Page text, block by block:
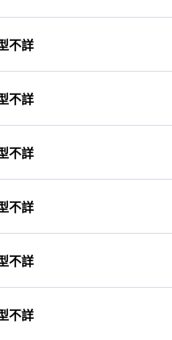
不詳
不詳
不詳
不詳
不詳
不詳